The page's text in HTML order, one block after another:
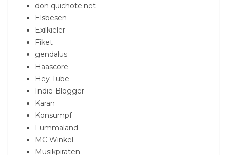
don quichote.net
Elsbesen
Exilkieler
Fiket
gendalus
Haascore
Hey Tube
Indie-Blogger
Karan
Konsumpf
Lummaland
MC Winkel
Musikpiraten